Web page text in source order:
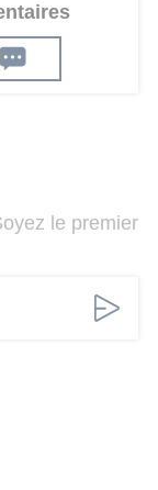
le premier